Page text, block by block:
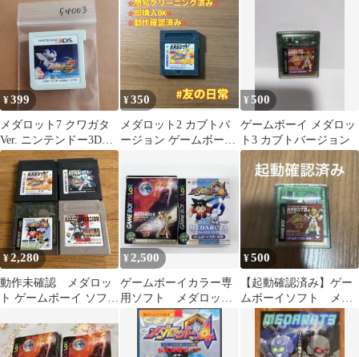
¥399
メダロット7 クワガタ
Ver. ニンテンドー3DS
ソフト
¥350
メダロット2 カブトバ
ージョン ゲームボーイ
¥500
ゲームボーイ メダロッ
ト3 カブトバージョン
¥2,280
動作未確認 メダロッ
ト ゲームボーイ ソフト
¥2,500
ゲームボーイカラー専
用ソフト メダロット
3・4 カブト版 2本セッ
¥500
【起動確認済み】ゲー
ムボーイソフト メダ
ロット3 カブト